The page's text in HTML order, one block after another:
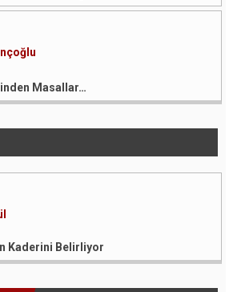
Masallar…
Kaderini Belirliyor